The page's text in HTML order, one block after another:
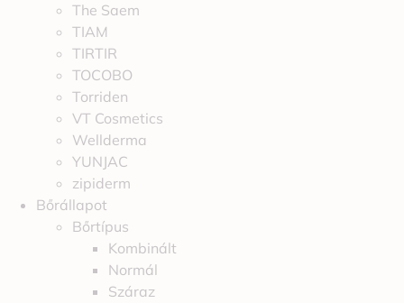
The Saem
TIAM
TIRTIR
TOCOBO
Torriden
VT Cosmetics
Wellderma
YUNJAC
zipiderm
Bőrállapot
Bőrtípus
Kombinált
Normál
Száraz